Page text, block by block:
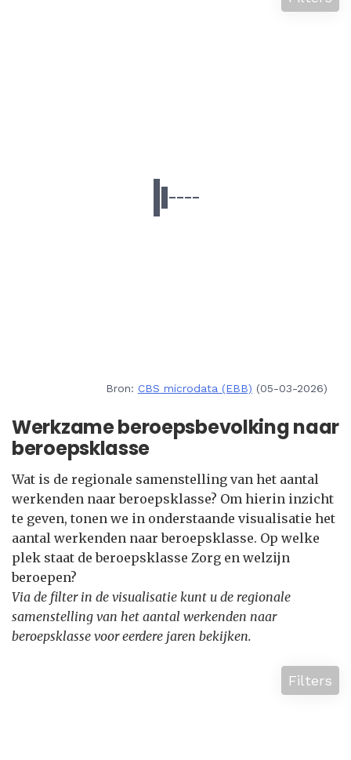
Bron: CBS microdata (EBB) (05-03-2026)
Werkzame beroepsbevolking naar
beroepsklasse
Wat is de regionale samenstelling van het aantal
werkenden naar beroepsklasse? Om hierin inzicht
te geven, tonen we in onderstaande visualisatie het
aantal werkenden naar beroepsklasse. Op welke
plek staat de beroepsklasse Zorg en welzijn
beroepen?
Via de filter in de visualisatie kunt u de regionale
samenstelling van het aantal werkenden naar
beroepsklasse voor eerdere jaren bekijken.
Filters